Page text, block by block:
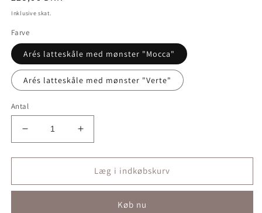
Inklusive skat.
Farve
Arés latteskåle med mønster "Mocca"
Arés latteskåle med mønster "Verte"
Antal
Reducer
antallet
for
latteskåle
Øg
antallet
for
Arés
latteskåle
Læg i indkøbskurv
Køb nu